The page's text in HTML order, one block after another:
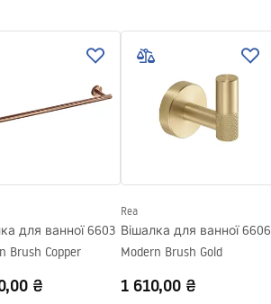
_24.pdf
для ванної 6603
Brush Copper
₴
Rea
Вішалка для ванної 6606
Modern Brush Gold
1 610,00 ₴